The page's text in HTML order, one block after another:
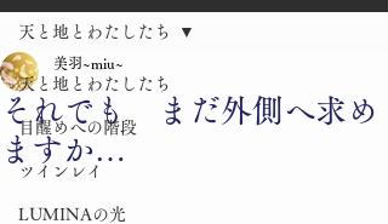
天と地とわたしたち
目醒めへの階段
ツインレイ
LUMINAの光
天と地とわたしたち
それでも まだ外側へ求め
ますか…
美羽~miu~